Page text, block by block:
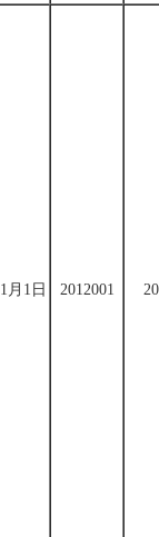
1月1日 2012001 20